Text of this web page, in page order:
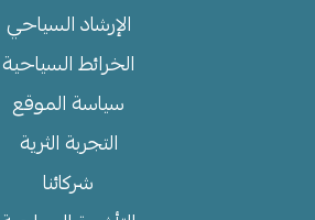
الإرشاد السياحي
الخرائط السياحية
سياسة الموقع
التجربة الثرية
شركائنا